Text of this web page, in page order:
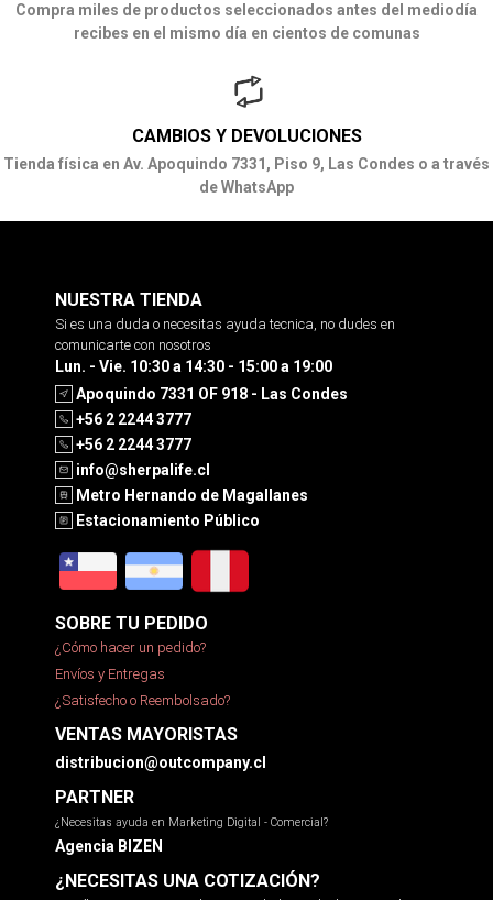
Compra miles de productos seleccionados antes del mediodía
recibes en el mismo día en cientos de comunas
CAMBIOS Y DEVOLUCIONES
Tienda física en Av. Apoquindo 7331, Piso 9, Las Condes o a través
de WhatsApp
NUESTRA TIENDA
Si es una duda o necesitas ayuda tecnica, no dudes en
comunicarte con nosotros
Lun. - Vie. 10:30 a 14:30 - 15:00 a 19:00
Apoquindo 7331 OF 918 - Las Condes
+56 2 2244 3777
+56 2 2244 3777
info@sherpalife.cl
Metro Hernando de Magallanes
Estacionamiento Público
SOBRE TU PEDIDO
¿Cómo hacer un pedido?
Envíos y Entregas
¿Satisfecho o Reembolsado?
VENTAS MAYORISTAS
distribucion@outcompany.cl
PARTNER
¿Necesitas ayuda en Marketing Digital - Comercial?
Agencia BIZEN
¿NECESITAS UNA COTIZACIÓN?